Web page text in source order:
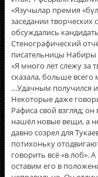
«Язучылар премия
заседании творческих
обсуждались
Стенографический
писательницы
«Я много лет слежу за
сказала, больше
…Удачным получился
Некоторые даже
Рафиса свой взгляд;
нашёл новые вещи, а
давно созрел для
потихоньку
говорить всё «в лоб».
оставим его в